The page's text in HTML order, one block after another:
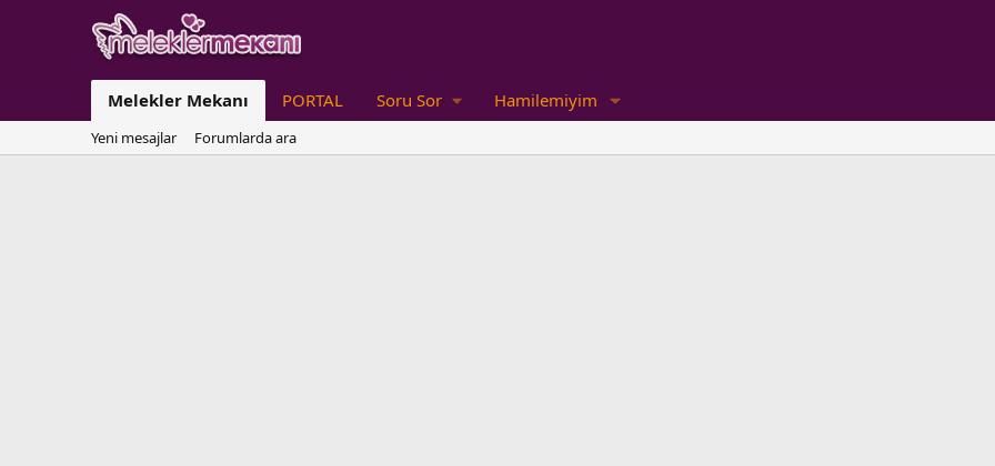
Melekler Mekanı PORTAL Soru Sor Hamilemiyim
Yeni mesajlar Forumlarda ara